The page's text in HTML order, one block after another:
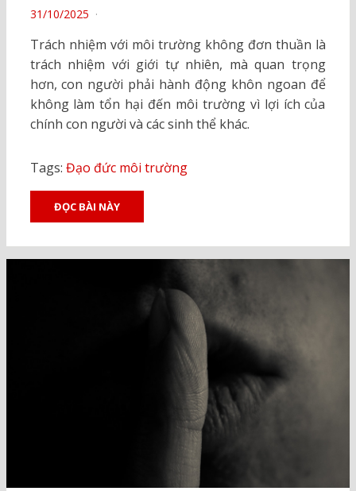
POSTED
31/10/2025
Trách nhiệm với môi trường không đơn thuần là
trách nhiệm với giới tự nhiên, mà quan trọng
hơn, con người phải hành động khôn ngoan để
không làm tổn hại đến môi trường vì lợi ích của
chính con người và các sinh thể khác.
Tags: Đạo đức môi trường
ĐỌC BÀI NÀY